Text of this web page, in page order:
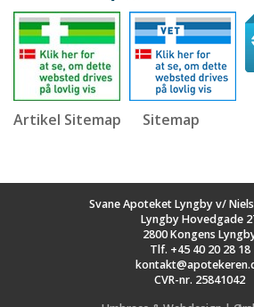
Artikel Sitemap Sitemap
Svane Apoteket Lyngby v/
Lyngby Hovedgade
2800 Kongens
Tlf. +45 40 20 28 18
CVR-nr. 25841042